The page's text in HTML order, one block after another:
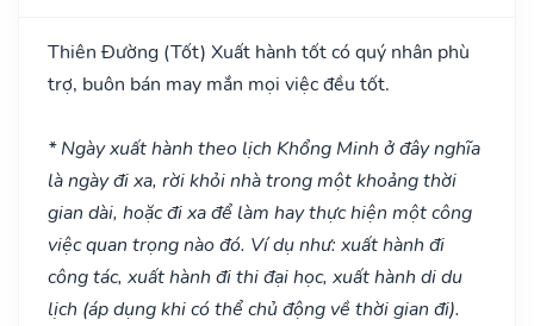
Thiên Đường (Tốt) Xuất hành tốt có quý nhân phù
trợ, buôn bán may mắn mọi việc đều tốt.
* Ngày xuất hành theo lịch Khổng Minh ở đây nghĩa
là ngày đi xa, rời khỏi nhà trong một khoảng thời
gian dài, hoặc đi xa để làm hay thực hiện một công
việc quan trọng nào đó. Ví dụ như: xuất hành đi
công tác, xuất hành đi thi đại học, xuất hành di du
lịch (áp dụng khi có thể chủ động về thời gian đi).